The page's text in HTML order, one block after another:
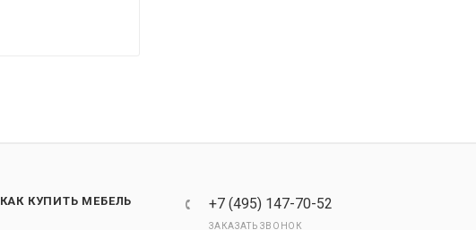
КАК КУПИТЬ МЕБЕЛЬ +7 (495) 147-70-52
ЗАКАЗАТЬ ЗВОНОК